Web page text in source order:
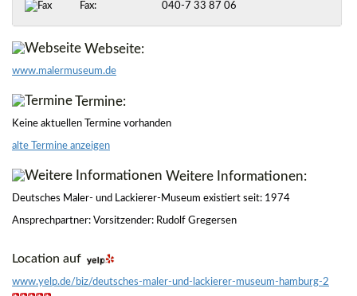
Fax: 040-7 33 87 06
Webseite:
www.malermuseum.de
Termine:
Keine aktuellen Termine vorhanden
alte Termine anzeigen
Weitere Informationen:
Deutsches Maler- und Lackierer-Museum existiert seit: 1974
Ansprechpartner: Vorsitzender: Rudolf Gregersen
Location auf
www.yelp.de/biz/deutsches-maler-und-lackierer-museum-hamburg-2